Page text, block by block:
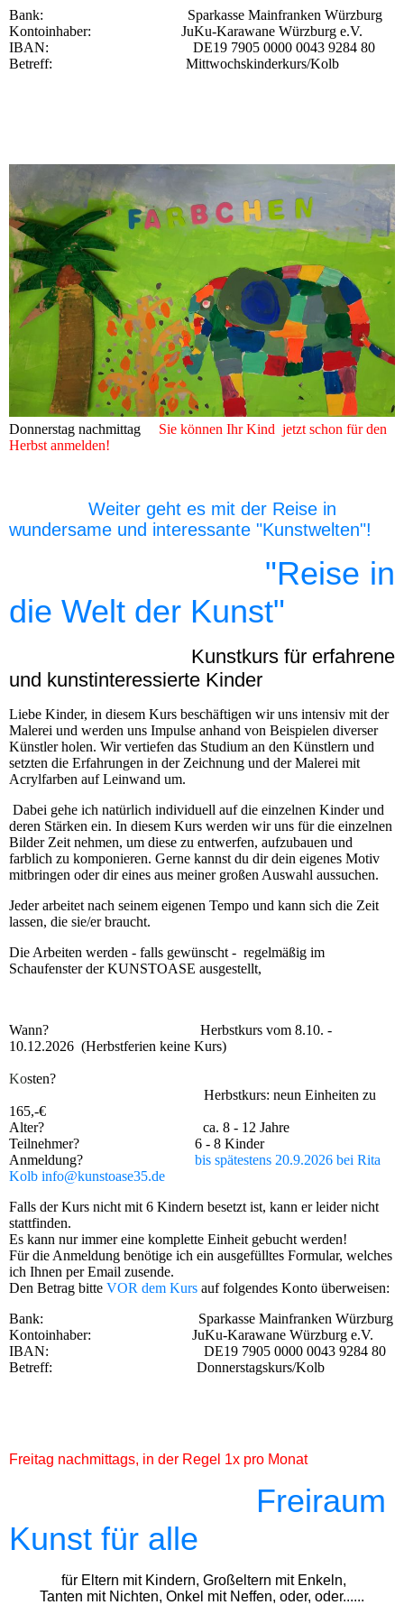
Bank: Sparkasse Mainfranken Würzburg
Kontoinhaber: JuKu-Karawane Würzburg e.V.
IBAN: DE19 7905 0000 0043 9284 80
Betreff: Mittwochskinderkurs/Kolb
Donnerstag nachmittag
Sie können Ihr Kind jetzt schon für den
Herbst anmelden!
Weiter geht es mit der Reise in
wundersame und interessante "Kunstwelten"!
"Reise in
die Welt der Kunst"
Kunstkurs für erfahrene
und kunstinteressierte Kinder
Liebe Kinder, in diesem Kurs beschäftigen wir uns intensiv mit der
Malerei und werden uns Impulse anhand von Beispielen diverser
Künstler holen. Wir vertiefen das Studium an den Künstlern und
setzten die Erfahrungen in der Zeichnung und der Malerei mit
Acrylfarben auf Leinwand um.
Dabei gehe ich natürlich individuell auf die einzelnen Kinder und
deren Stärken ein. In diesem Kurs werden wir uns für die einzelnen
Bilder Zeit nehmen, um diese zu entwerfen, aufzubauen und
farblich zu komponieren. Gerne kannst du dir dein eigenes Motiv
mitbringen oder dir eines aus meiner großen Auswahl aussuchen.
Jeder arbeitet nach seinem eigenen Tempo und kann sich die Zeit
lassen, die sie/er braucht.
Die Arbeiten werden - falls gewünscht - regelmäßig im
Schaufenster der KUNSTOASE ausgestellt,
Wann? Herbstkurs vom 8.10. -
10.12.2026 (Herbstferien keine Kurs)
Kosten?
Herbstkurs: neun Einheiten zu
165,-€
Alter? ca. 8 - 12 Jahre
Teilnehmer? 6 - 8 Kinder
Anmeldung?
bis spätestens 20.9.2026 bei Rita
Kolb info@kunstoase35.de
Falls der Kurs nicht mit 6 Kindern besetzt ist, kann er leider nicht
stattfinden.
Es kann nur immer eine komplette Einheit gebucht werden!
Für die Anmeldung benötige ich ein ausgefülltes Formular, welches
ich Ihnen per Email zusende.
Den Betrag bitte VOR dem Kurs auf folgendes Konto überweisen:
Bank: Sparkasse Mainfranken Würzburg
Kontoinhaber: JuKu-Karawane Würzburg e.V.
IBAN: DE19 7905 0000 0043 9284 80
Betreff: Donnerstagskurs/Kolb
Freitag nachmittags, in der Regel 1x pro Monat
Freiraum
Kunst für alle
für Eltern mit Kindern, Großeltern mit Enkeln,
Tanten mit Nichten, Onkel mit Neffen, oder, oder......